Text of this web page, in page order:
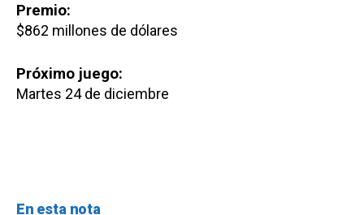
Premio:
$862 millones de dólares
Próximo juego:
Martes 24 de diciembre
En esta nota